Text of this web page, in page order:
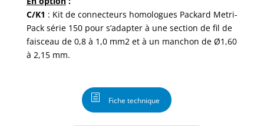
C/K1 : Kit de connecteurs homologues Packard Metri-
Pack série 150 pour s’adapter à une section de fil de
faisceau de 0,8 à 1,0 mm2 et à un manchon de Ø1,60
à 2,15 mm.
Fiche technique